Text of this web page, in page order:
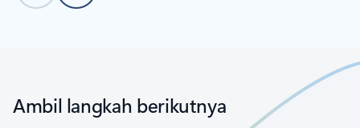
Ambil langkah berikutnya